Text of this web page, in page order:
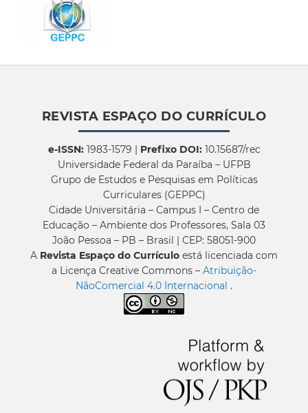
REVISTA ESPAÇO DO CURRÍCULO
e-ISSN:1983-1579 | Prefixo DOI:10.15687/rec
Universidade Federal da Paraíba – UFPB
Grupo de Estudos e Pesquisas em Políticas
Curriculares (GEPPC)
Cidade Universitária – Campus I – Centro de
Educação – Ambiente dos Professores, Sala 03
João Pessoa – PB – Brasil | CEP: 58051-900
A Revista Espaço do Currículo está licenciada com
a Licença Creative Commons – Atribuição-
NãoComercial 4.0 Internacional .